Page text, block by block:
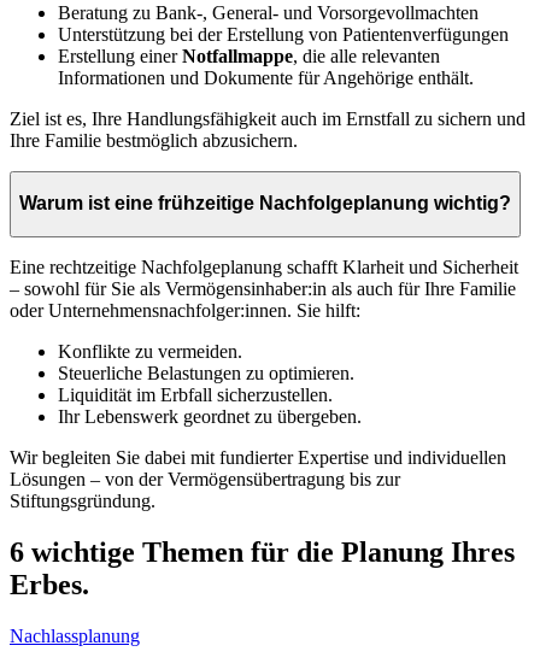
Beratung zu Bank-, General- und Vorsorgevollmachten
Unterstützung bei der Erstellung von Patientenverfügungen
Erstellung einerNotfallmappe, die alle relevanten
Informationen und Dokumente für Angehörige enthält.
Ziel ist es, Ihre Handlungsfähigkeit auch im Ernstfall zu sichern und
Ihre Familie bestmöglich abzusichern.
Warum ist eine frühzeitige Nachfolgeplanung wichtig?
Eine rechtzeitige Nachfolgeplanung schafft Klarheit und Sicherheit
– sowohl für Sie als Vermögensinhaber:in als auch für Ihre Familie
oder Unternehmensnachfolger:innen. Sie hilft:
Konflikte zu vermeiden.
Steuerliche Belastungen zu optimieren.
Liquidität im Erbfall sicherzustellen.
Ihr Lebenswerk geordnet zu übergeben.
Wir begleiten Sie dabei mit fundierter Expertise und individuellen
Lösungen – von der Vermögensübertragung bis zur
Stiftungsgründung.
6 wichtige Themen für die Planung Ihres
Erbes.
Nachlassplanung